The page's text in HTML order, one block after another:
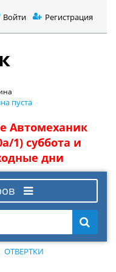
Войти Регистрация
пуста
Автомеханик
1) суббота и
дни
ОТВЕРТКИ